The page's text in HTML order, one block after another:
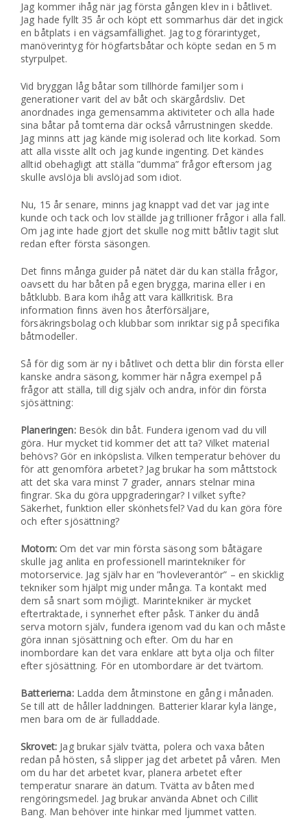
Jag kommer ihåg när jag första gången klev in i båtlivet.
Jag hade fyllt 35 år och köpt ett sommarhus där det ingick
en båtplats i en vägsamfällighet. Jag tog förarintyget,
manöverintyg för högfartsbåtar och köpte sedan en 5 m
styrpulpet.
Vid bryggan låg båtar som tillhörde familjer som i
generationer varit del av båt och skärgårdsliv. Det
anordnades inga gemensamma aktiviteter och alla hade
sina båtar på tomterna där också vårrustningen skedde.
Jag minns att jag kände mig isolerad och lite korkad. Som
att alla visste allt och jag kunde ingenting. Det kändes
alltid obehagligt att ställa ”dumma” frågor eftersom jag
skulle avslöja bli avslöjad som idiot.
Nu, 15 år senare, minns jag knappt vad det var jag inte
kunde och tack och lov ställde jag trillioner frågor i alla fall.
Om jag inte hade gjort det skulle nog mitt båtliv tagit slut
redan efter första säsongen.
Det finns många guider på nätet där du kan ställa frågor,
oavsett du har båten på egen brygga, marina eller i en
båtklubb. Bara kom ihåg att vara källkritisk. Bra
information finns även hos återförsäljare,
försäkringsbolag och klubbar som inriktar sig på specifika
båtmodeller.
Så för dig som är ny i båtlivet och detta blir din första eller
kanske andra säsong, kommer här några exempel på
frågor att ställa, till dig själv och andra, inför din första
sjösättning:
Planeringen:Besök din båt. Fundera igenom vad du vill
göra. Hur mycket tid kommer det att ta? Vilket material
behövs? Gör en inköpslista. Vilken temperatur behöver du
för att genomföra arbetet? Jag brukar ha som måttstock
att det ska vara minst 7 grader, annars stelnar mina
fingrar. Ska du göra uppgraderingar? I vilket syfte?
Säkerhet, funktion eller skönhetsfel? Vad du kan göra före
och efter sjösättning?
Motorn:Om det var min första säsong som båtägare
skulle jag anlita en professionell marintekniker för
motorservice. Jag själv har en ”hovleverantör” – en skicklig
tekniker som hjälpt mig under många. Ta kontakt med
dem så snart som möjligt. Marintekniker är mycket
eftertraktade, i synnerhet efter påsk. Tänker du ändå
serva motorn själv, fundera igenom vad du kan och måste
göra innan sjösättning och efter. Om du har en
inombordare kan det vara enklare att byta olja och filter
efter sjösättning. För en utombordare är det tvärtom.
Batterierna:Ladda dem åtminstone en gång i månaden.
Se till att de håller laddningen. Batterier klarar kyla länge,
men bara om de är fulladdade.
Skrovet: Jag brukar själv tvätta, polera och vaxa båten
redan på hösten, så slipper jag det arbetet på våren. Men
om du har det arbetet kvar, planera arbetet efter
temperatur snarare än datum. Tvätta av båten med
rengöringsmedel. Jag brukar använda Abnet och Cillit
Bang. Man behöver inte hinkar med ljummet vatten.